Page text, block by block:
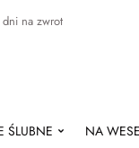
na zwrot
ŚLUBNE NA